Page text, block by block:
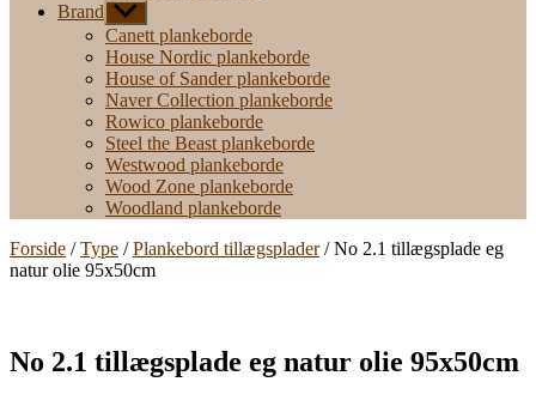
Brand Vis
undermenu
Canett plankeborde
House Nordic plankeborde
House of Sander plankeborde
Naver Collection plankeborde
Rowico plankeborde
Steel the Beast plankeborde
Westwood plankeborde
Wood Zone plankeborde
Woodland plankeborde
Forside /Type /Plankebord tillægsplader/ No 2.1 tillægsplade eg
natur olie 95x50cm
No 2.1 tillægsplade eg natur olie 95x50cm